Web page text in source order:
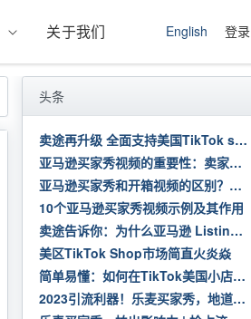
关于我们 English 登录
头条
卖途再升级 全面支持美国TikTok shop | 快速利用美国货盘 自动采购发货 测品速度100倍提升
亚马逊买家秀视频的重要性：卖家需要知道的一切
亚马逊买家秀和开箱视频的区别？有必要做吗？
10个亚马逊买家秀视频示例及其作用
卖途告诉你：为什么亚马逊 Listing 要做买家秀？
美区TikTok Shop市场简直火炎焱
简单易懂：如何在TikTok美国小店上申请成功
2023引流利器！乐麦买家秀，地道本土味 | 大促热销进行时，55美金起拍